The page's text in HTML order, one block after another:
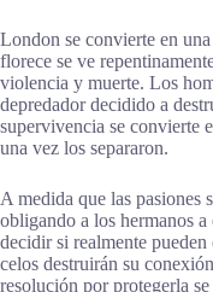
London se convierte en
florece se ve
violencia y muerte. Los
depredador decidido a
supervivencia se convierte
una vez los separaron.
A medida que las pasiones
obligando a los hermanos
decidir si realmente
celos destruirán su
resolución por protegerla